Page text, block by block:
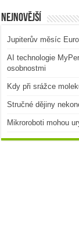
Nejnovější
Jupiterův měsíc
AI technologie
osobnostmi
Kdy při srážce
Stručné dějiny
Mikroroboti mohou